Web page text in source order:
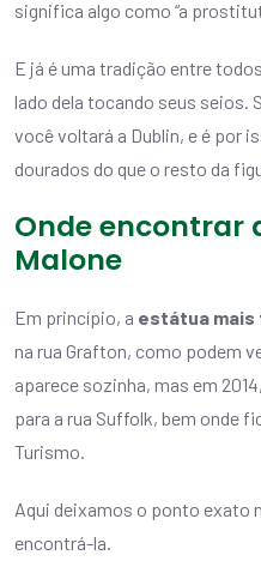
significa algo como “a
E já é uma tradição entre
lado dela tocando seus seios.
você voltará a Dublin, e é por
dourados do que o resto da
Onde encontrar
Malone
Em princípio, a estátua mais
na rua Grafton, como podem
aparece sozinha, mas em
para a rua Suffolk, bem onde
Turismo.
Aqui deixamos o ponto exato
encontrá-la.